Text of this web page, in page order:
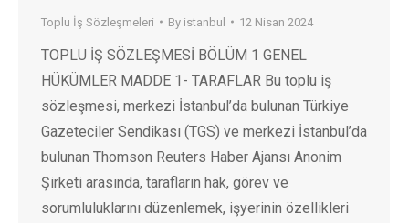
Toplu İş Sözleşmeleri By istanbul 12 Nisan 2024
TOPLU İŞ SÖZLEŞMESİ BÖLÜM 1 GENEL
HÜKÜMLER MADDE 1- TARAFLAR Bu toplu iş
sözleşmesi, merkezi İstanbul’da bulunan Türkiye
Gazeteciler Sendikası (TGS) ve merkezi İstanbul’da
bulunan Thomson Reuters Haber Ajansı Anonim
Şirketi arasında, tarafların hak, görev ve
sorumluluklarını düzenlemek, işyerinin özellikleri